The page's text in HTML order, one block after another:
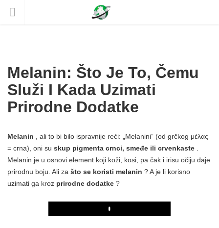
Melanin: Što Je To, Čemu
Služi I Kada Uzimati
Prirodne Dodatke
Melanin , ali to bi bilo ispravnije reći: „Melanini” (od grčkog μέλας
= crna), oni su skup pigmenta crnci, smeđe ili crvenkaste
Melanin je u osnovi element koji koži, kosi, pa čak i irisu očiju daje
prirodnu boju. Ali za što se koristi melanin ? A je li korisno
uzimati ga kroz prirodne dodatke ?
Play